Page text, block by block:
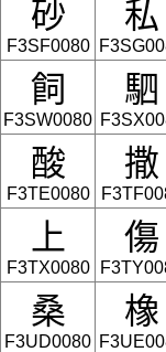
砂
F3SF0080
私
飼
F3SW0080
駟
酸
F3TE0080
撒
上
F3TX0080
傷
桑
F3UD0080
橡